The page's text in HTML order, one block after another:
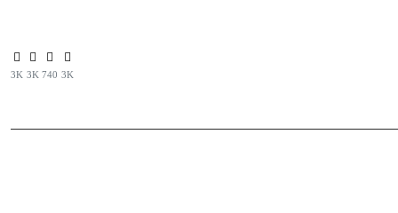
3K 3K 740 3K
Ejercer Control